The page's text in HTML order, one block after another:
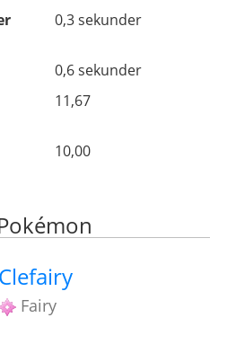
0,3 sekunder
0,6 sekunder
11,67
10,00
Clefairy
Fairy